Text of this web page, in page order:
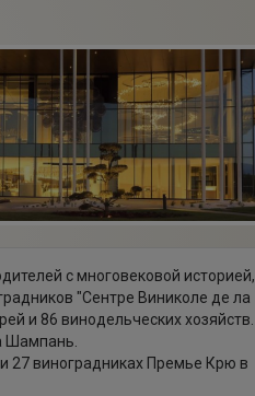
с многовековой историей,
"Сентре Виниколе де ла
и 86 винодельческих хозяйств.
Шампань.
27 виноградниках Премье Крю в
шампанского зависит от